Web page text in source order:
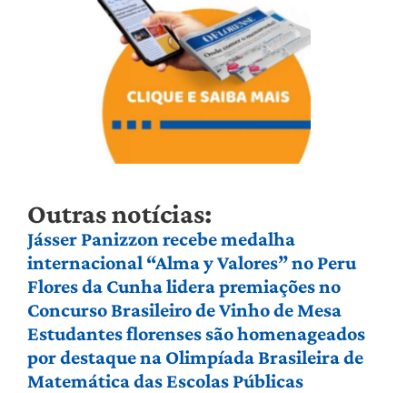
Outras notícias:
Jásser Panizzon recebe medalha
internacional “Alma y Valores” no Peru
Flores da Cunha lidera premiações no
Concurso Brasileiro de Vinho de Mesa
Estudantes florenses são homenageados
por destaque na Olimpíada Brasileira de
Matemática das Escolas Públicas